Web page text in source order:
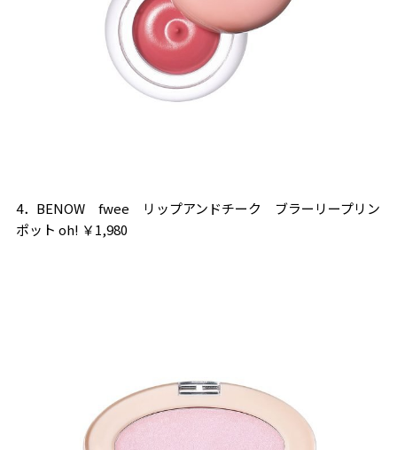
4．BENOW fwee リップアンドチーク ブラーリープリン
ポット oh! ￥1,980